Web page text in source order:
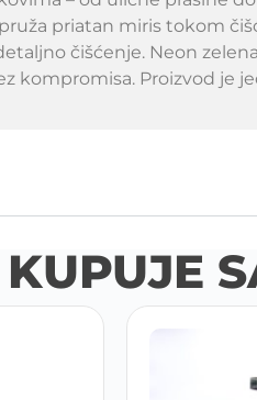
priatan miris tokom
čišćenje. Neon
kompromisa. Proizvod je